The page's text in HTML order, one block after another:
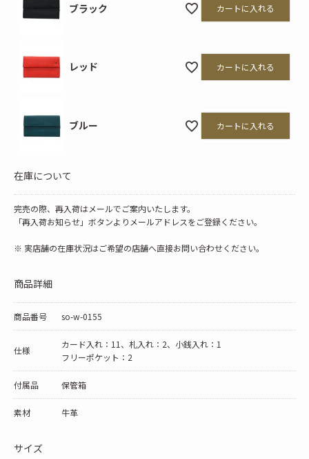
ブラック カートに入れる
レッド カートに入れる
ブルー カートに入れる
在庫について
完売の際、再入荷はメールでご案内いたします。
「再入荷お知らせ」ボタンよりメールアドレスをご登録ください。
※ 実店舗の在庫状況はご希望の店舗へ直接お問い合わせください。
商品詳細
商品番号 so-w-0155
仕様
カード入れ：11、札入れ：2、小銭入れ：1
フリーポケット：2
付属品 保管箱
素材 牛革
サイズ